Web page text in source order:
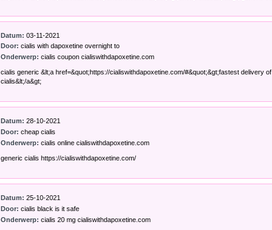
Datum: 03-11-2021
Door: cialis with dapoxetine overnight to
Onderwerp: cialis coupon cialiswithdapoxetine.com
cialis generic &lt;a href=&quot;https://cialiswithdapoxetine.com/#&quot;&gt;fastest delivery of
cialis&lt;/a&gt;
Datum: 28-10-2021
Door: cheap cialis
Onderwerp: cialis online cialiswithdapoxetine.com
generic cialis https://cialiswithdapoxetine.com/
Datum: 25-10-2021
Door: cialis black is it safe
Onderwerp: cialis 20 mg cialiswithdapoxetine.com